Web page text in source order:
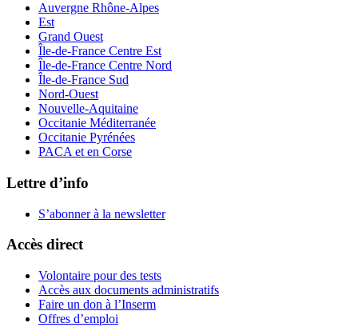
Auvergne Rhône-Alpes
Est
Grand Ouest
Île-de-France Centre Est
Île-de-France Centre Nord
Île-de-France Sud
Nord-Ouest
Nouvelle-Aquitaine
Occitanie Méditerranée
Occitanie Pyrénées
PACA et en Corse
Lettre d’info
S’abonner à la newsletter
Accès direct
Volontaire pour des tests
Accès aux documents administratifs
Faire un don à l’Inserm
Offres d’emploi